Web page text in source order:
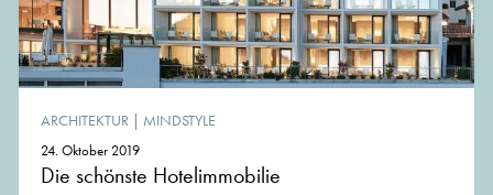
ARCHITEKTUR | MINDSTYLE
24. Oktober 2019
Die schönste Hotelimmobilie